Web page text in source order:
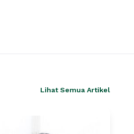
Lihat Semua Artikel